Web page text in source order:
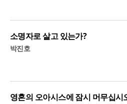
소명자로 살고 있는가?
박진호
영혼의 오아시스에 잠시 머무십시